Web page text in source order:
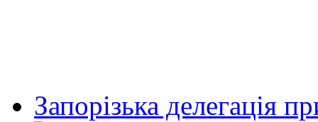
Запорізька делегація